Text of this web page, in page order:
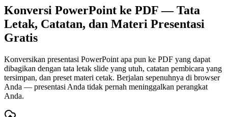
Konversi PowerPoint ke PDF — Tata
Letak, Catatan, dan Materi Presentasi
Gratis
Konversikan presentasi PowerPoint apa pun ke PDF yang dapat
dibagikan dengan tata letak slide yang utuh, catatan pembicara yang
tersimpan, dan preset materi cetak. Berjalan sepenuhnya di browser
Anda — presentasi Anda tidak pernah meninggalkan perangkat
Anda.